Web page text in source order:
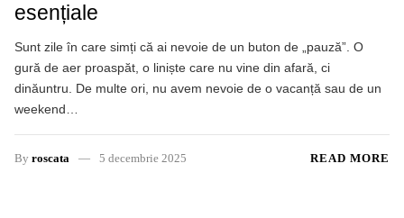
esențiale
Sunt zile în care simți că ai nevoie de un buton de „pauză”. O
gură de aer proaspăt, o liniște care nu vine din afară, ci
dinăuntru. De multe ori, nu avem nevoie de o vacanță sau de un
weekend…
By roscata 5 decembrie 2025 READ MORE